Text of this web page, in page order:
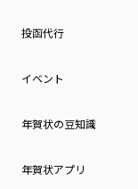
投函代行
イベント
年賀状の豆知識
年賀状アプリ